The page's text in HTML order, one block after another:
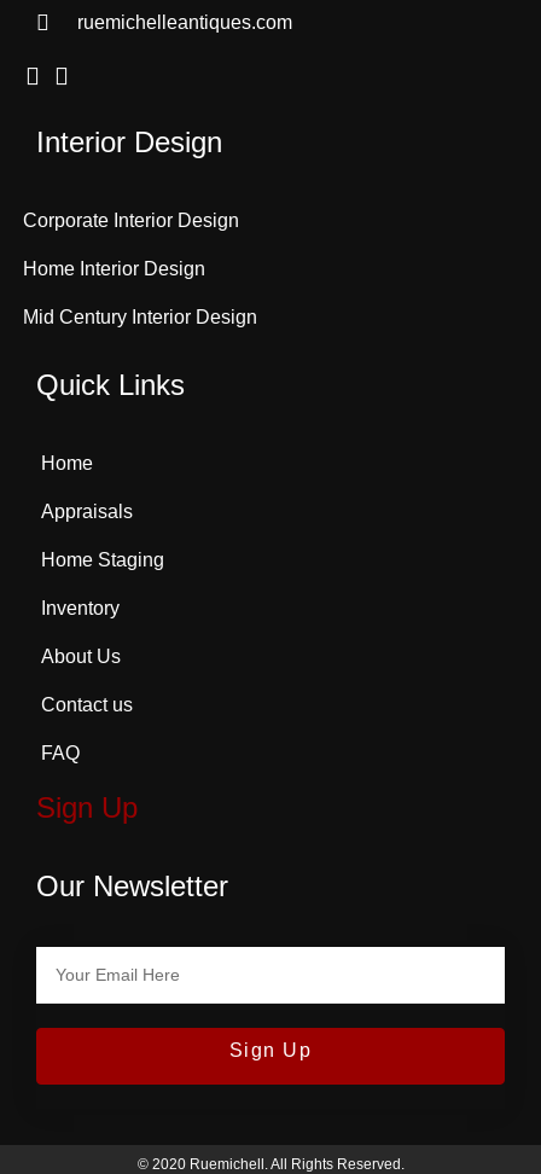
ruemichelleantiques.com
Interior Design
Corporate Interior Design
Home Interior Design
Mid Century Interior Design
Quick Links
Home
Appraisals
Home Staging
Inventory
About Us
Contact us
FAQ
Sign Up
Our Newsletter
Sign Up
© 2020 Ruemichell. All Rights Reserved.